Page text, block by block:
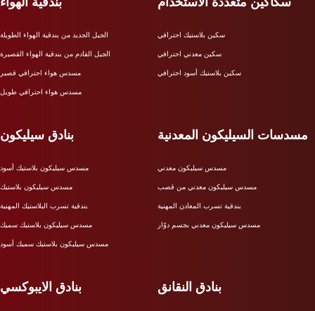
الجيل الجديد من بندقية الهواء الطويلة
الجيل القادم من بندقية الهواء القصيرة
مسدس هواء احترافي قصير
مسدس هواء احترافي طويل
سكين بلاستيك احترافي
سكين معدني احترافي
سكين بلاستيك أسود احترافي
بنادق سيليكون
مسدس سيليكون بلاستيك أسود
مسدس سيليكون بلاستيك
بندقية تسرب البلاستيك المهنية
مسدس سيليكون بلاستيك سميك
مسدس سيليكون بلاستيك سميك أسود
مسدسات السيليكون المعدنية
مسدس سيليكون معدني
مسدس سيليكون معدني من قصب
بندقية تسرب المعادن المهنية
مسدس سيليكون معدني بجسم دوّار
بنادق الايبوكسي بنادق النقانق